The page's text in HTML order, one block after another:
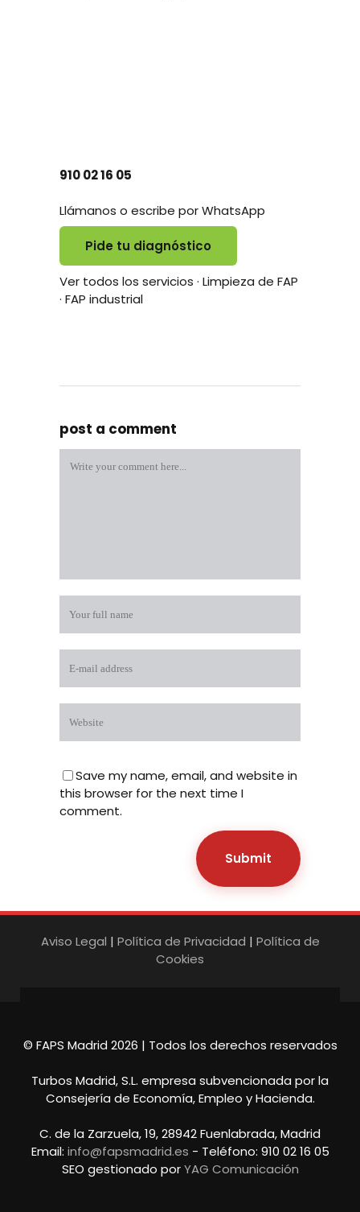
910 02 16 05
Llámanos o escribe por WhatsApp
Pide tu diagnóstico
Ver todos los servicios · Limpieza de FAP
· FAP industrial
post a comment
Save my name, email, and website in
this browser for the next time I
comment.
Aviso Legal | Política de Privacidad | Política de
Cookies
© FAPS Madrid 2026 | Todos los derechos reservados
Turbos Madrid, S.L. empresa subvencionada por la
Consejería de Economía, Empleo y Hacienda.
C. de la Zarzuela, 19, 28942 Fuenlabrada, Madrid
Email: info@fapsmadrid.es - Teléfono: 910 02 16 05
SEO gestionado porYAG Comunicación